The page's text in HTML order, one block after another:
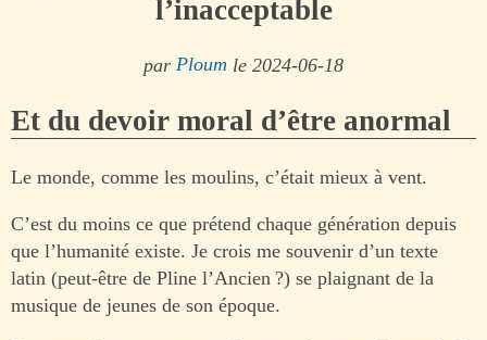
l’inacceptable
par Ploum le 2024-06-18
Et du devoir moral d’être anormal
Le monde, comme les moulins, c’était mieux à vent.
C’est du moins ce que prétend chaque génération depuis
que l’humanité existe. Je crois me souvenir d’un texte
latin (peut-être de Pline l’Ancien ?) se plaignant de la
musique de jeunes de son époque.